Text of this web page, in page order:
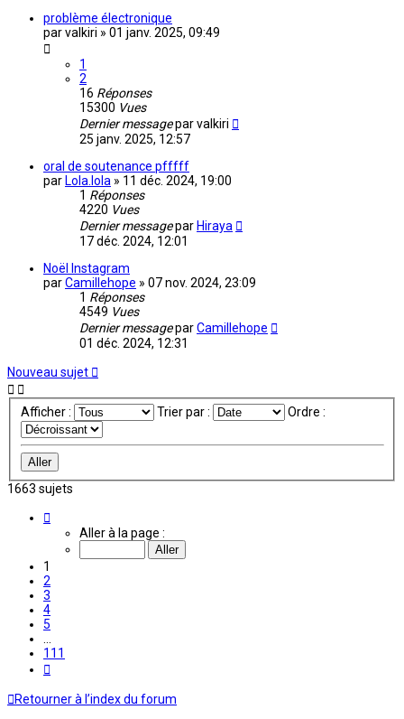
problème électronique
parvalkiri » 01 janv. 2025, 09:49
1
2
16 Réponses
15300 Vues
Dernier messageparvalkiri
25 janv. 2025, 12:57
oral de soutenance pfffff
par Lola.lola » 11 déc. 2024, 19:00
1 Réponses
4220 Vues
Dernier messagepar Hiraya
17 déc. 2024, 12:01
Noël Instagram
parCamillehope » 07 nov. 2024, 23:09
1 Réponses
4549 Vues
Dernier messageparCamillehope
01 déc. 2024, 12:31
Nouveau sujet
Afficher : Trier par : Ordre :
1663 sujets
Aller à la page :
1
2
3
4
5
111
Retourner à l’index du forum